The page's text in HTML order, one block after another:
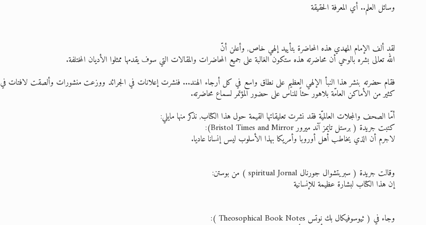
وسائل العلم.. أي المعرفة الحقيقة
لقد ألف الإمام المهدي هذه المحاضرة بتأييد إلهي خاص, وأعلن أنّ
الله تعالى بشره بالوحي أن محاضرته هذه ستكون الغالبة على جميع المحاضرات والمقالات التي سوف يقدمها ممثلوا الأديان المختلفة.
فقام حضرته بنشر هذا النبأ الإلهي العظيم على نطاق واسع في كل أرجاء الهند... فنشرت إعلانات في الجرائد ووزعت منشورات وألصقت لافتات في
كثير من الأماكن العامّة بلاهور حثاً للناس على حضور المؤتمر لسماع محاضرته.
أمّا الصحف والمجلات العالميّة فقد نشرت تعليقاتها القيمة حول هذا الكتاب, نذكر منها مايلي:
كتبت جريدة ( برستل تايمز آند ميرور Bristol Times and Mirror) :
لاجرم أن الذي يخاطب أهل أوروبا وأمريكا بهذا الأسلوب ليس إنسانا عاديا.
وقالت جريدة ( سبريتشوال جورنال spiritual Jornal ) من بوستن:
إن هذا الكتاب لبشارة عظيمة للإنسانية
وجاء في ( ثيوسوفيكال بك نوتس Theosophical Book Notes ) :